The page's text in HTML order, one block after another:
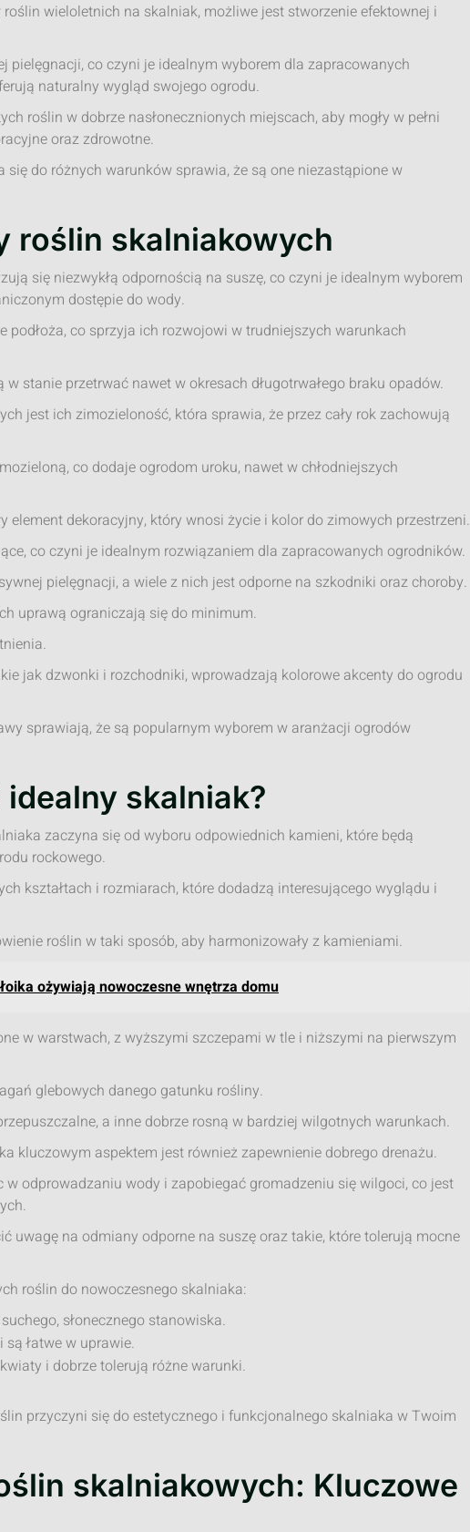
wieloletnich na skalniak, możliwe jest stworzenie efektownej i
pielęgnacji, co czyni je idealnym wyborem dla zapracowanych
naturalny wygląd swojego ogrodu.
roślin w dobrze nasłonecznionych miejscach, aby mogły w pełni
oraz zdrowotne.
do różnych warunków sprawia, że są one niezastąpione w
roślin skalniakowych
się niezwykłą odpornością na suszę, co czyni je idealnym wyborem
dostępie do wody.
podłoża, co sprzyja ich rozwojowi w trudniejszych warunkach
stanie przetrwać nawet w okresach długotrwałego braku opadów.
jest ich zimozieloność, która sprawia, że przez cały rok zachowują
co dodaje ogrodom uroku, nawet w chłodniejszych
element dekoracyjny, który wnosi życie i kolor do zimowych przestrzeni.
co czyni je idealnym rozwiązaniem dla zapracowanych ogrodników.
pielęgnacji, a wiele z nich jest odporne na szkodniki oraz choroby.
uprawą ograniczają się do minimum.
jak dzwonki i rozchodniki, wprowadzają kolorowe akcenty do ogrodu
sprawiają, że są popularnym wyborem w aranżacji ogrodów
skalniak?
zaczyna się od wyboru odpowiednich kamieni, które będą
rockowego.
kształtach i rozmiarach, które dodadzą interesującego wyglądu i
roślin w taki sposób, aby harmonizowały z kamieniami.
ożywiają nowoczesne wnętrza domu
w warstwach, z wyższymi szczepami w tle i niższymi na pierwszym
glebowych danego gatunku rośliny.
a inne dobrze rosną w bardziej wilgotnych warunkach.
kluczowym aspektem jest również zapewnienie dobrego drenażu.
odprowadzaniu wody i zapobiegać gromadzeniu się wilgoci, co jest
uwagę na odmiany odporne na suszę oraz takie, które tolerują mocne
roślin do nowoczesnego skalniaka:
słonecznego stanowiska.
łatwe w uprawie.
i dobrze tolerują różne warunki.
przyczyni się do estetycznego i funkcjonalnego skalniaka w Twoim
skalniakowych: Kluczowe